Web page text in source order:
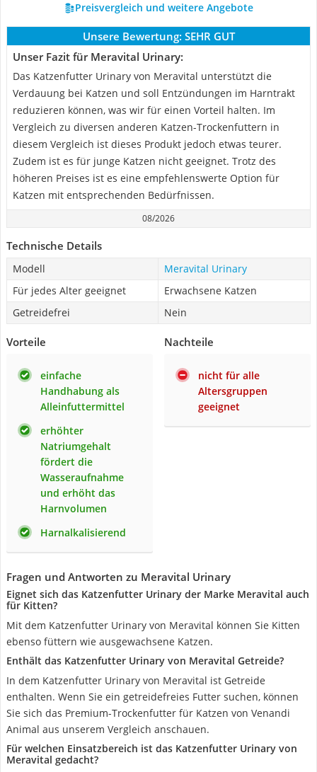
Preisvergleich und weitere Angebote
Unsere Bewertung: SEHR GUT
Unser Fazit für Meravital Urinary:
Das Katzenfutter Urinary von Meravital unterstützt die
Verdauung bei Katzen und soll Entzündungen im Harntrakt
reduzieren können, was wir für einen Vorteil halten. Im
Vergleich zu diversen anderen Katzen-Trockenfuttern in
diesem Vergleich ist dieses Produkt jedoch etwas teurer.
Zudem ist es für junge Katzen nicht geeignet. Trotz des
höheren Preises ist es eine empfehlenswerte Option für
Katzen mit entsprechenden Bedürfnissen.
08/2026
Technische Details
Modell
Meravital Urinary
Für jedes Alter geeignet
Erwachsene Katzen
Getreidefrei
Nein
Vorteile
einfache
Handhabung als
Alleinfuttermittel
erhöhter
Natriumgehalt
fördert die
Wasseraufnahme
und erhöht das
Harnvolumen
Harnalkalisierend
Nachteile
nicht für alle
Altersgruppen
geeignet
Fragen und Antworten zu Meravital Urinary
Eignet sich das Katzenfutter Urinary der Marke Meravital auch
für Kitten?
Mit dem Katzenfutter Urinary von Meravital können Sie Kitten
ebenso füttern wie ausgewachsene Katzen.
Enthält das Katzenfutter Urinary von Meravital Getreide?
In dem Katzenfutter Urinary von Meravital ist Getreide
enthalten. Wenn Sie ein getreidefreies Futter suchen, können
Sie sich das Premium-Trockenfutter für Katzen von Venandi
Animal aus unserem Vergleich anschauen.
Für welchen Einsatzbereich ist das Katzenfutter Urinary von
Meravital gedacht?